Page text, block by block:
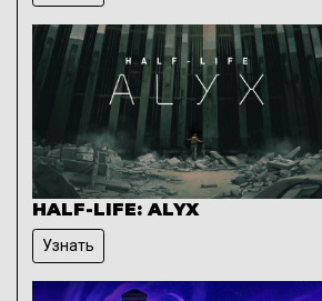
HALF-LIFE: ALYX
Узнать